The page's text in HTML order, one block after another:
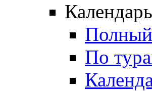
Полный
По